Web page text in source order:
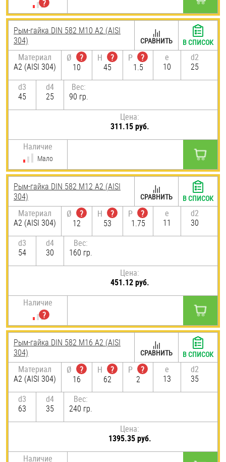
Рым-гайка DIN 582 М10 А2 (AISI
304)
Материал
А2 (AISI 304)
Ø
?
10
H
?
45
P
?
1.5
e
10
d2
25
d3
45
d4
25
Вес:
90 гр.
Цена:
311.15 руб.
Наличие
Мало
СРАВНИТЬ В СПИСОК
Рым-гайка DIN 582 М12 А2 (AISI
304)
Материал
А2 (AISI 304)
Ø
?
12
H
?
53
P
?
1.75
e
11
d2
30
d3
54
d4
30
Вес:
160 гр.
Цена:
451.12 руб.
Наличие
СРАВНИТЬ В СПИСОК
Рым-гайка DIN 582 М16 А2 (AISI
304)
Материал
А2 (AISI 304)
Ø
?
16
H
?
62
P
?
2
e
13
d2
35
d3
63
d4
35
Вес:
240 гр.
Цена:
1395.35 руб.
Наличие
СРАВНИТЬ В СПИСОК